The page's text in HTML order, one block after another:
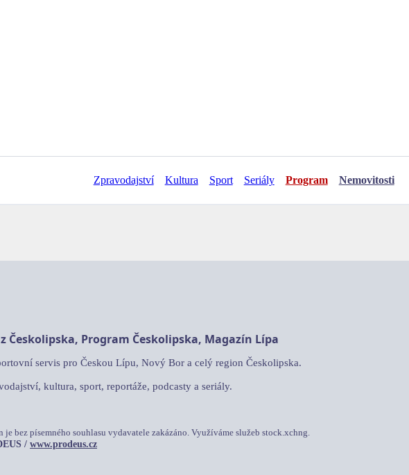
Zpravodajství Kultura Sport Seriály Program Nemovitosti
Českolipska, Program Českolipska, Magazín Lípa
servis pro Českou Lípu, Nový Bor a celý region Českolipska.
kultura, sport, reportáže, podcasty a seriály.
bez písemného souhlasu vydavatele zakázáno. Využíváme služeb stock.xchng.
/ www.prodeus.cz